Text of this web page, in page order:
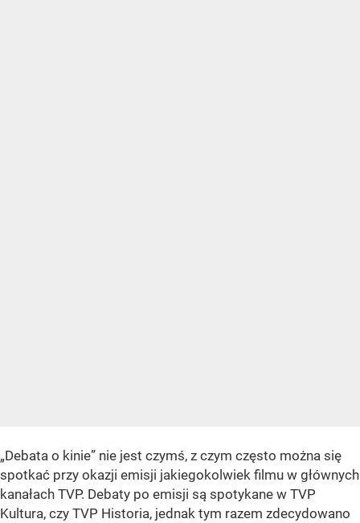
„Debata o kinie” nie jest czymś, z czym często można się
spotkać przy okazji emisji jakiegokolwiek filmu w głównych
kanałach TVP. Debaty po emisji są spotykane w TVP
Kultura, czy TVP Historia, jednak tym razem zdecydowano